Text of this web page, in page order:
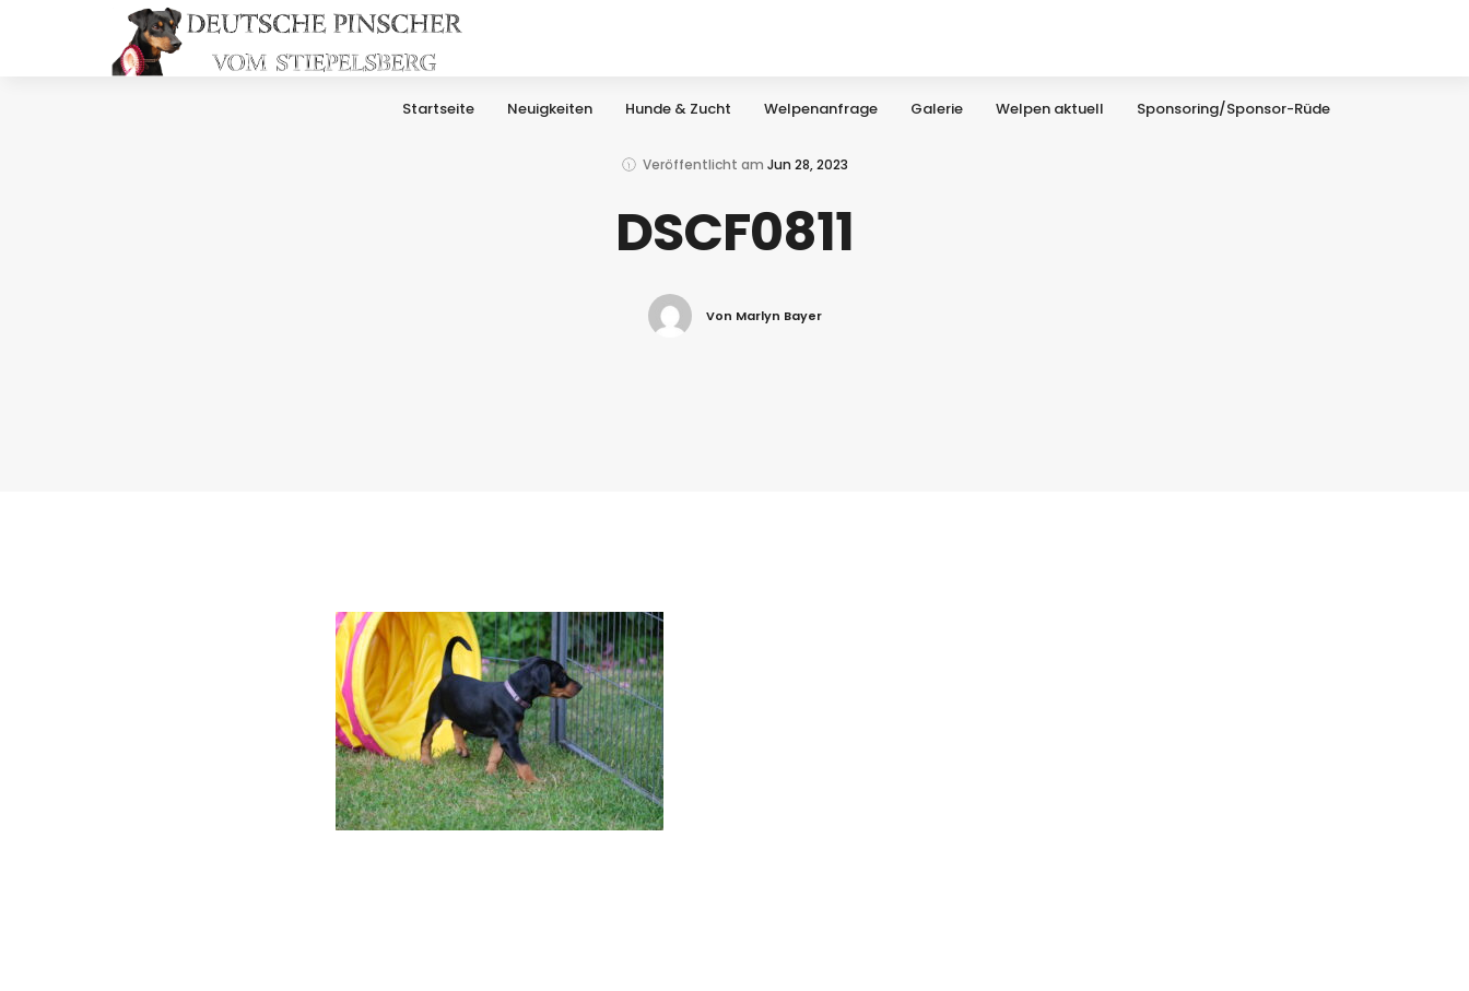
Startseite Neuigkeiten Hunde & Zucht Welpenanfrage Galerie Welpen aktuell Sponsoring/Sponsor-Rüde
Veröffentlicht am Jun 28, 2023
DSCF0811
Von Marlyn Bayer